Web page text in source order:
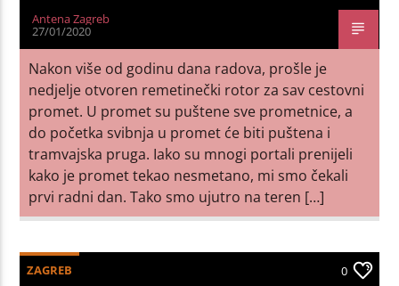
Antena Zagreb
27/01/2020
Nakon više od godinu dana radova, prošle je
nedjelje otvoren remetinečki rotor za sav cestovni
promet. U promet su puštene sve prometnice, a
do početka svibnja u promet će biti puštena i
tramvajska pruga. Iako su mnogi portali prenijeli
kako je promet tekao nesmetano, mi smo čekali
prvi radni dan. Tako smo ujutro na teren […]
ZAGREB 0